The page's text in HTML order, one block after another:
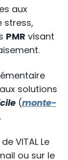
aux
stress,
PMR visant
solutions
(monte-
VITAL Le
ou sur le